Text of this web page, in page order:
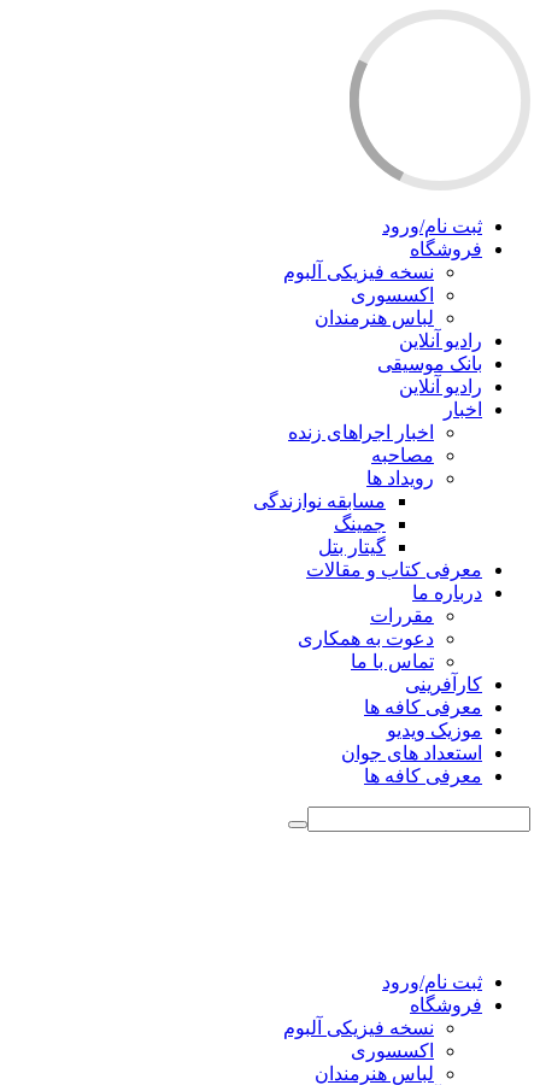
ثبت نام/ورود
فروشگاه
نسخه فیزیکی آلبوم
اکسسوری
لباس هنرمندان
رادیو آنلاین
بانک موسیقی
رادیو آنلاین
اخبار
اخبار اجراهای زنده
مصاحبه
رویداد ها
مسابقه نوازندگی
جمینگ
گیتار بتل
معرفی کتاب و مقالات
درباره ما
مقررات
دعوت به همکاری
تماس با ما
کارآفرینی
معرفی کافه ها
موزیک ویدیو
استعداد های جوان
معرفی کافه ها
ثبت نام/ورود
فروشگاه
نسخه فیزیکی آلبوم
اکسسوری
لباس هنرمندان